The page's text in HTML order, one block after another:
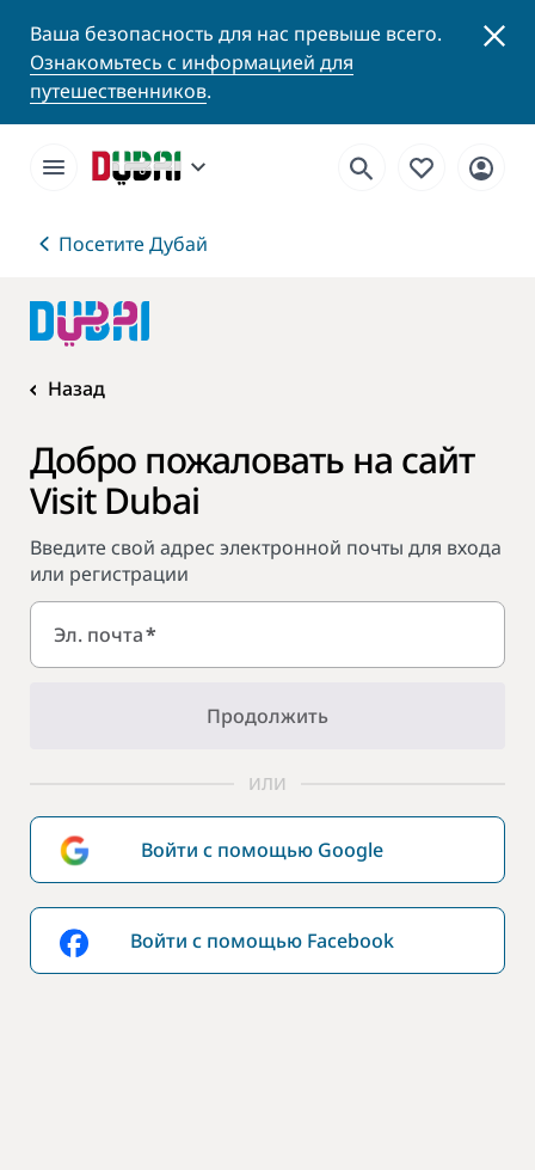
Ваша безопасность для нас превыше всего.
Ознакомьтесь с информацией для
путешественников.
Посетите Дубай
Назад
Добро пожаловать на сайт
Visit Dubai
Введите свой адрес электронной почты для входа
или регистрации
Эл. почта*
Продолжить
ИЛИ
Войти с помощью Google
Войти с помощью Facebook